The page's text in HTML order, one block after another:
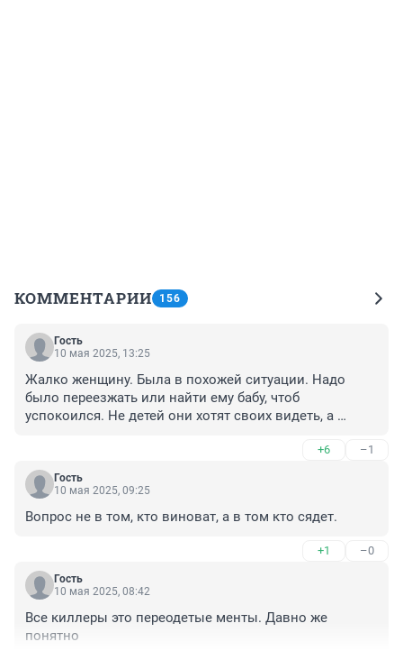
КОММЕНТАРИИ 156
Гость
10 мая 2025, 13:25
Жалко женщину. Была в похожей ситуации. Надо
было переезжать или найти ему бабу, чтоб
успокоился. Не детей они хотят своих видеть, а
+6 –1
Гость
10 мая 2025, 09:25
Вопрос не в том, кто виноват, а в том кто сядет.
+1 –0
Гость
10 мая 2025, 08:42
Все киллеры это переодетые менты. Давно же
понятно